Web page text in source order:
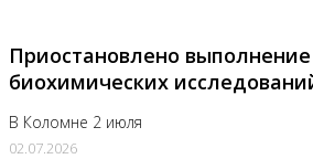
Приостановлено
биохимических
В Коломне 2 июля
02.07.2026